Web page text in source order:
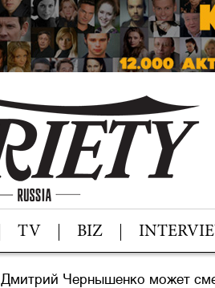
TV BIZ
Дмитрий Чернышенко может